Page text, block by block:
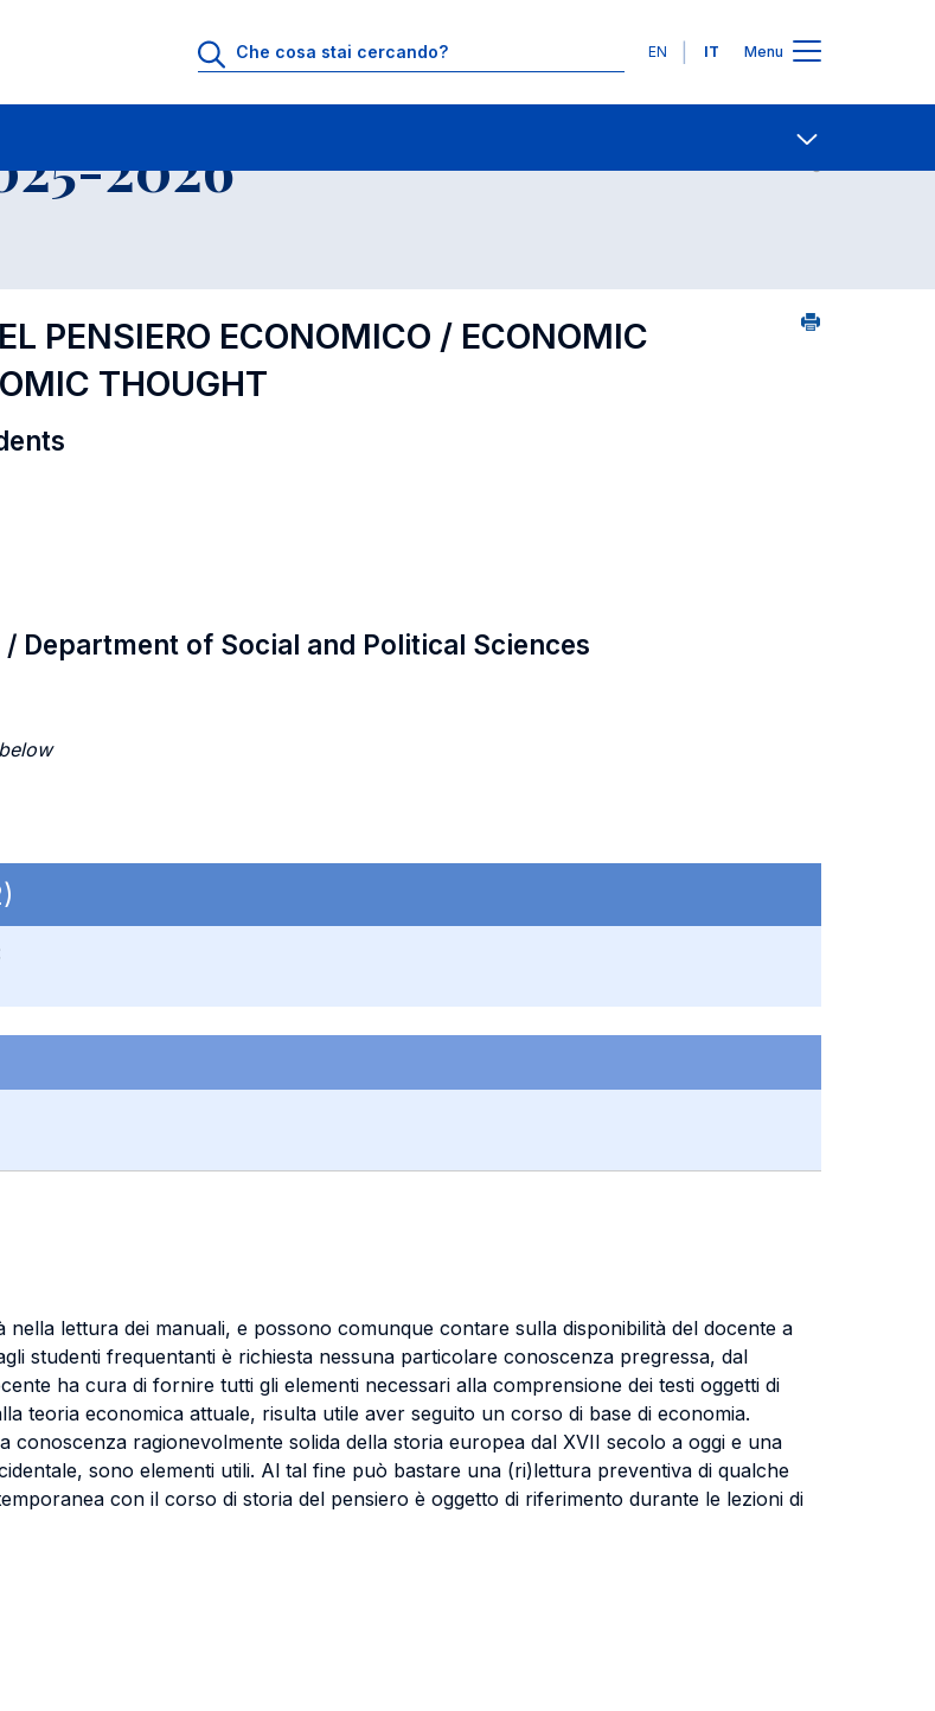
Lingue
EN IT Menu
- Incoming exchange students Contatti
2026
PENSIERO ECONOMICO / ECONOMIC
THOUGHT
Department of Social and Political Sciences
lettura dei manuali, e possono comunque contare sulla disponibilità del docente a
studenti frequentanti è richiesta nessuna particolare conoscenza pregressa, dal
ha cura di fornire tutti gli elementi necessari alla comprensione dei testi oggetti di
teoria economica attuale, risulta utile aver seguito un corso di base di economia.
ragionevolmente solida della storia europea dal XVII secolo a oggi e una
sono elementi utili. Al tal fine può bastare una (ri)lettura preventiva di qualche
con il corso di storia del pensiero è oggetto di riferimento durante le lezioni di